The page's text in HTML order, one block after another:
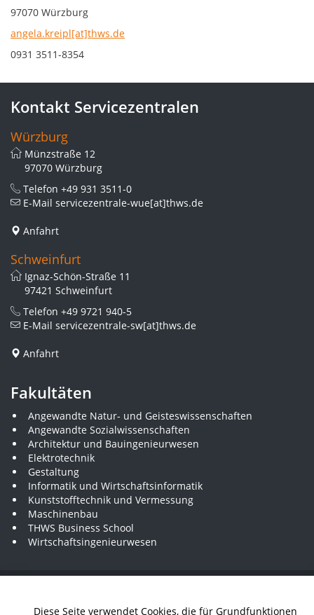
Diese Seite verwendet Cookies, die für Grundfunktionen
97070 Würzburg
angela.kreipl[at]thws.de
0931 3511-8354
Kontakt Servicezentralen
Würzburg
Münzstraße 12
97070 Würzburg
Telefon +49 931 3511-0
E-Mail servicezentrale-wue[at]thws.de
Anfahrt
Schweinfurt
Ignaz-Schön-Straße 11
97421 Schweinfurt
Telefon +49 9721 940-5
E-Mail servicezentrale-sw[at]thws.de
Anfahrt
Fakultäten
Angewandte Natur- und Geisteswissenschaften
Angewandte Sozialwissenschaften
Architektur und Bauingenieurwesen
Elektrotechnik
Gestaltung
Informatik und Wirtschaftsinformatik
Kunststofftechnik und Vermessung
Maschinenbau
THWS Business School
Wirtschaftsingenieurwesen
Instagram YouTube LinkedIn